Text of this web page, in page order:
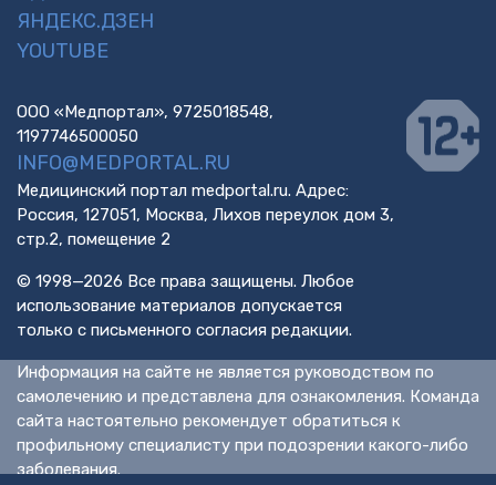
ЯНДЕКС.ДЗЕН
YOUTUBE
ООО «Медпортал», 9725018548,
1197746500050
INFO@MEDPORTAL.RU
Медицинский портал medportal.ru. Адрес:
Россия, 127051, Москва, Лихов переулок дом 3,
стр.2, помещение 2
© 1998—2026 Все права защищены. Любое
использование материалов допускается
только с письменного согласия редакции.
Информация на сайте не является руководством по
самолечению и представлена для ознакомления. Команда
сайта настоятельно рекомендует обратиться к
профильному специалисту при подозрении какого-либо
заболевания.